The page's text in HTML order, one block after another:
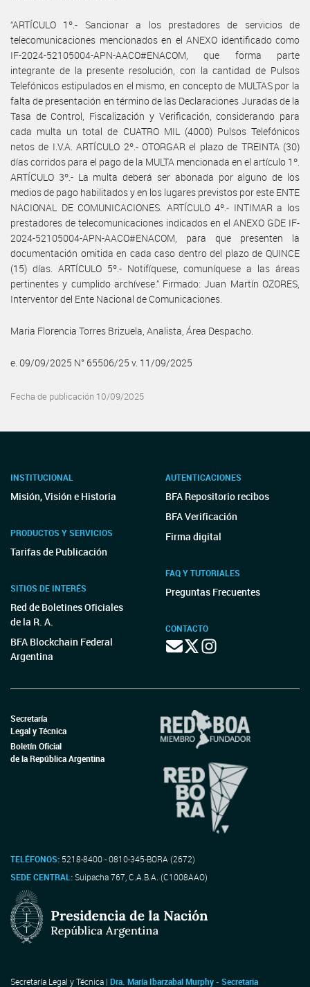
“ARTÍCULO 1º.- Sancionar a los prestadores de servicios de
telecomunicaciones mencionados en el ANEXO identificado como
IF-2024-52105004-APN-AACO#ENACOM, que forma parte
integrante de la presente resolución, con la cantidad de Pulsos
Telefónicos estipulados en el mismo, en concepto de MULTAS por la
falta de presentación en término de las Declaraciones Juradas de la
Tasa de Control, Fiscalización y Verificación, considerando para
cada multa un total de CUATRO MIL (4000) Pulsos Telefónicos
netos de I.V.A. ARTÍCULO 2º.- OTORGAR el plazo de TREINTA (30)
días corridos para el pago de la MULTA mencionada en el artículo 1º.
ARTÍCULO 3º.- La multa deberá ser abonada por alguno de los
medios de pago habilitados y en los lugares previstos por este ENTE
NACIONAL DE COMUNICACIONES. ARTÍCULO 4º.- INTIMAR a los
prestadores de telecomunicaciones indicados en el ANEXO GDE IF-
2024-52105004-APN-AACO#ENACOM, para que presenten la
documentación omitida en cada caso dentro del plazo de QUINCE
(15) días. ARTÍCULO 5º.- Notifíquese, comuníquese a las áreas
pertinentes y cumplido archívese.” Firmado: Juan Martín OZORES,
Interventor del Ente Nacional de Comunicaciones.
Maria Florencia Torres Brizuela, Analista, Área Despacho.
e. 09/09/2025 N° 65506/25 v. 11/09/2025
Fecha de publicación 10/09/2025
INSTITUCIONAL
Misión, Visión e Historia
PRODUCTOS Y SERVICIOS
Tarifas de Publicación
SITIOS DE INTERÉS
Red de Boletines Oficiales
de la R. A.
BFA Blockchain Federal
Argentina
AUTENTICACIONES
BFA Repositorio recibos
BFA Verificación
Firma digital
FAQ Y TUTORIALES
Preguntas Frecuentes
CONTACTO
Secretaría
Legal y Técnica
Boletín Oficial
de la República Argentina
TELÉFONOS: 5218-8400 - 0810-345-BORA (2672)
SEDE CENTRAL:Suipacha 767, C.A.B.A. (C1008AAO)
Secretaría Legal y Técnica | Dra. María Ibarzabal Murphy - Secretaria